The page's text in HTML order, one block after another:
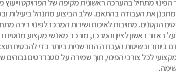
מתחיל בהערכה ראשונית מקיפה של הפרויקט וייעוץ
את העבודה בהתאם. שלב הביצוע מתנהל ביעילות
הקטנים. מחויבות לאיכות ושירות המרכז לפינוי דירה
באזור ראשון לציון והמרכז, מורכב מאנשי מקצוע
ובשיטות העבודה החדשניות ביותר כדי להבטיח
לכל צורכי הפינוי, תוך שמירה על סטנדרטים גבוהים